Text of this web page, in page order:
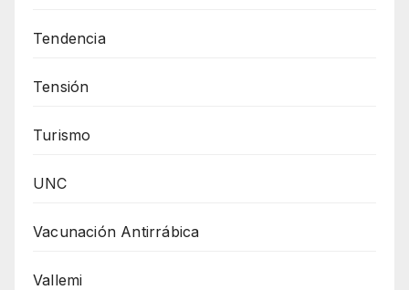
Tendencia
Tensión
Turismo
UNC
Vacunación Antirrábica
Vallemi